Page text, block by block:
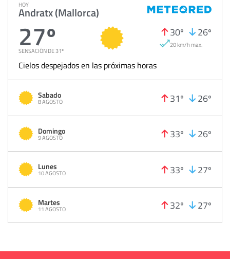
HOY
Andratx (Mallorca)
27º
SENSACIÓN DE 31º
30º 26º
20 km/h max.
Cielos despejados en las próximas horas
Sabado
8 AGOSTO 31º 26º
Domingo
9 AGOSTO 33º 26º
Lunes
10 AGOSTO 33º 27º
Martes
11 AGOSTO 32º 27º